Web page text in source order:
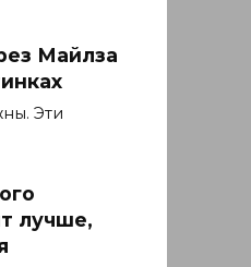
Майлза
Эти
лучше,